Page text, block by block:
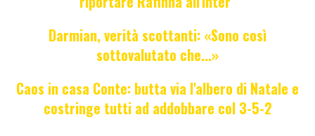
Darmian, verità scottanti: «Sono così
sottovalutato che...»
Caos in casa Conte: butta via l'albero di Natale e
costringe tutti ad addobbare col 3-5-2